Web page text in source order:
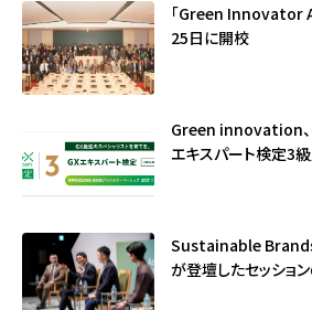
「Green Innovator
25日に開校
Green innovation、
エキスパート検定3
Sustainable
が登壇したセッショ